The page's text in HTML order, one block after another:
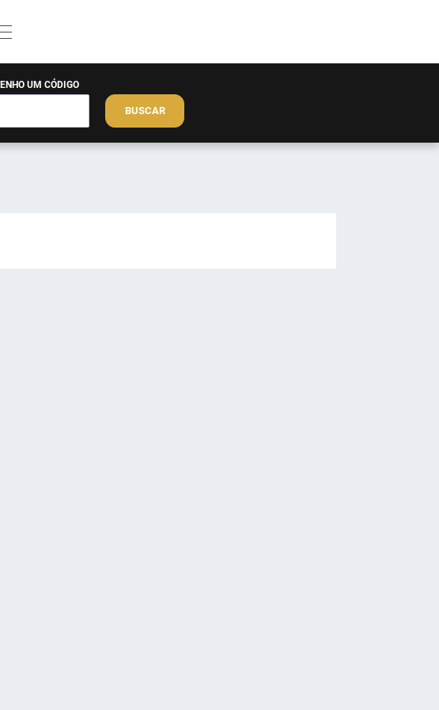
UM CÓDIGO
BUSCAR